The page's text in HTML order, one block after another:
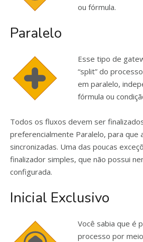
ou fórmula.
Paralelo
Esse tipo de
“split” do
em paralelo,
fórmula ou
Todos os fluxos devem ser
preferencialmente Paralelo, para que
sincronizadas. Uma das poucas
finalizador simples, que não possui
configurada.
Inicial Exclusivo
Você sabia que é
processo por